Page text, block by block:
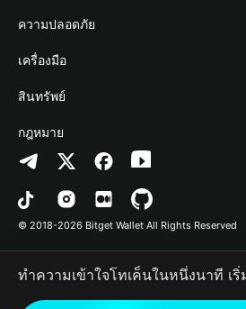
Academy
ข่าวสารด้านคริปโต
ศูนย์ช่วยเหลือ
ติดต่อเรา
ทรัพยากรข้อมูลของแบรนด์
อาชีพ
Stablecoin Earn
Payfi Crypto
Crypto Swap API
Altcoin Season Index
Prediction Markets
DApp
RWA
นักพัฒนา
เชื่อมต่อ Wallet
Bitget Wallet Pay
ลิสต์โปรเจกต์
ความปลอดภัย
Protection Fund
เทคโนโลยีความปลอดภัย
เครื่องมือ
ซื้อคริปโต
การตรวจจับการอนุญาต
การตรวจจับสัญญา
การโอนเป็นชุด
สินทรัพย์
Arbitrum
Avalanche
Bitcoin
Polygon
กฎหมาย
นโยบายความเป็นส่วนตัว
ข้อตกลงในการใช้บริการ
© 2018-2026 Bitget Wallet All Rights Reserved
ทำความเข้าใจโทเค็นในหนึ่งนาที เ